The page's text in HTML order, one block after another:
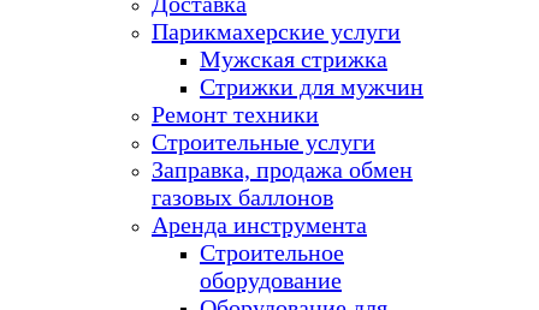
Парикмахерские услуги
Мужская стрижка
Стрижки для мужчин
Ремонт техники
Строительные услуги
Заправка, продажа обмен
газовых баллонов
Аренда инструмента
Строительное
оборудование